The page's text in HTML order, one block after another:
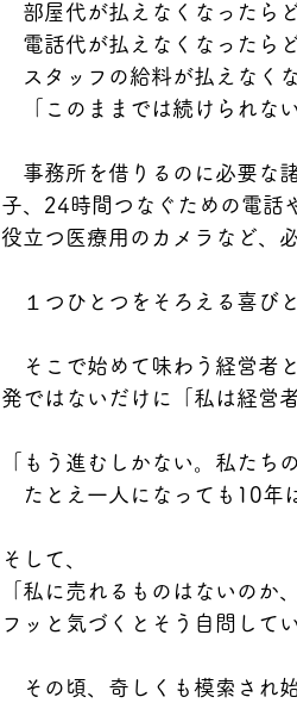
部屋代が払えなくなったらど
電話代が払えなくなったらど
スタッフの給料が払えなく
「このままでは続けられな
事務所を借りるのに必要な
子、24時間つなぐための電話
役立つ医療用のカメラなど、
１つひとつをそろえる喜び
そこで始めて味わう経営者
発ではないだけに「私は経営
「もう進むしかない。私たち
たとえ一人になっても10年
そして、
「私に売れるものはないのか
フッと気づくとそう自問してい
その頃、奇しくも模索され